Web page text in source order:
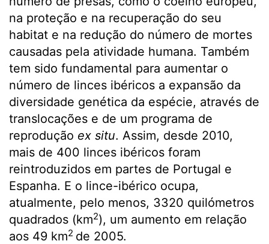
na proteção e na recuperação do seu
habitat e na redução do número de mortes
causadas pela atividade humana. Também
tem sido fundamental para aumentar o
número de linces ibéricos a expansão da
diversidade genética da espécie, através de
translocações e de um programa de
reprodução ex situ. Assim, desde 2010,
mais de 400 linces ibéricos foram
reintroduzidos em partes de Portugal e
Espanha. E o lince-ibérico ocupa,
atualmente, pelo menos, 3320 quilómetros
quadrados (km2), um aumento em relação
aos 49 km2 de 2005.